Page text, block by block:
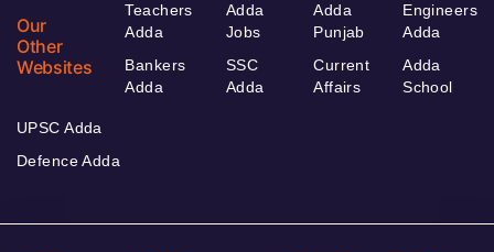
Our
Other
Websites
Teachers
Adda
Bankers
Adda
Adda
Jobs
SSC
Adda
Adda
Punjab
Current
Affairs
Engineers
Adda
Adda
School
UPSC Adda
Defence Adda